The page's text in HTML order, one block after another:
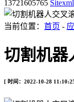
13721605765 Sitexml
当前位置： 首页 -
切割机器
[ 时间：2022-10-28